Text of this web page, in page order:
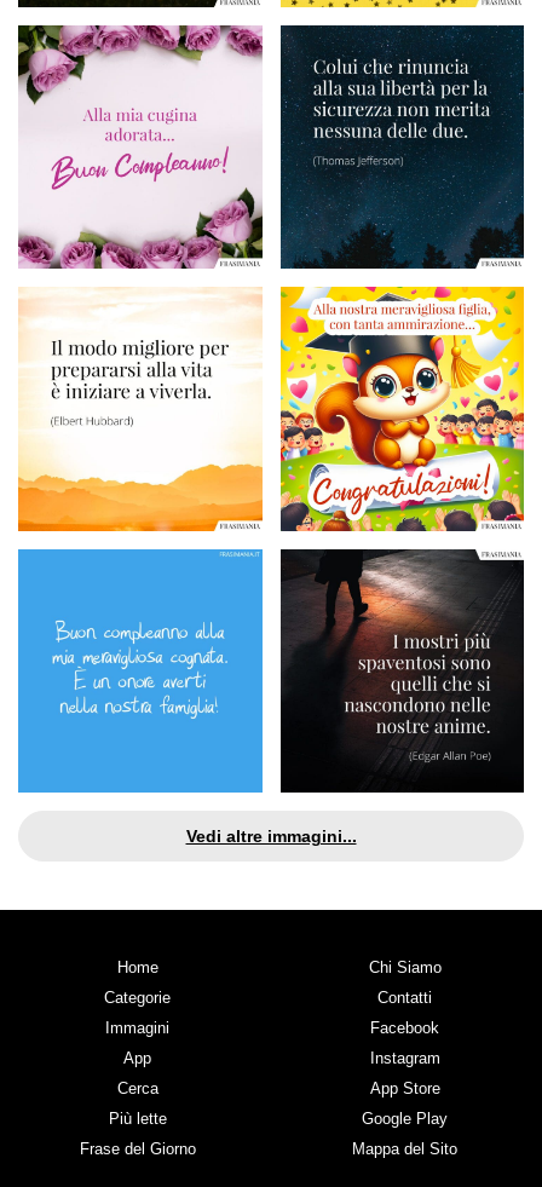
Vedi altre immagini...
Home
Categorie
Immagini
App
Cerca
Più lette
Frase del Giorno
Chi Siamo
Contatti
Facebook
Instagram
App Store
Google Play
Mappa del Sito